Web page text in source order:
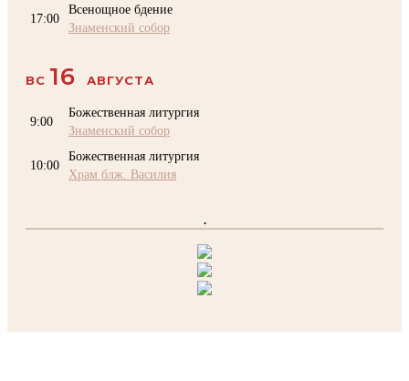
17:00
Всенощное бдение
Знаменский собор
ВС 16 АВГУСТА
9:00
Божественная литургия
Знаменский собор
10:00
Божественная литургия
Храм блж. Василия
.